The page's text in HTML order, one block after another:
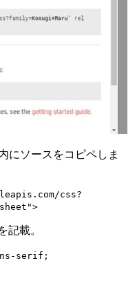
にソースをコピペしま
css?
記載。
serif;